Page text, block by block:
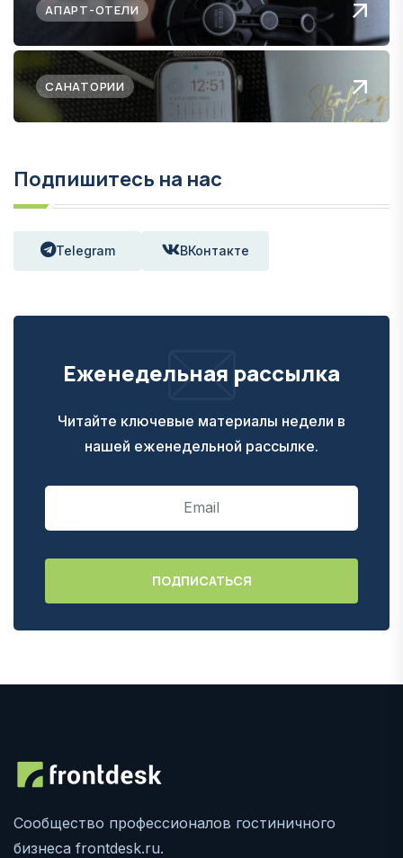
АПАРТ-ОТЕЛИ
САНАТОРИИ
Подпишитесь на нас
Telegram ВКонтакте
Еженедельная рассылка
Читайте ключевые материалы недели в
нашей еженедельной рассылке.
Сообщество профессионалов гостиничного
бизнеса frontdesk.ru.